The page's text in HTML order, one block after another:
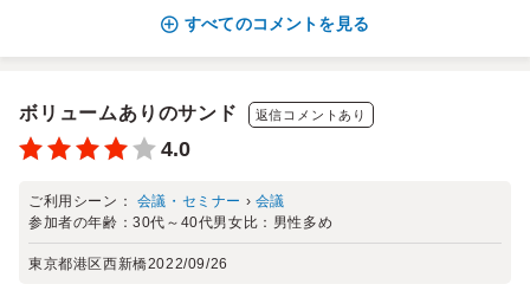
すべてのコメントを見る
ボリュームありのサンド 返信コメントあり
4.0
ご利用シーン： 会議・セミナー › 会議
参加者の年齢：30代～40代男女比： 男性多め
東京都港区西新橋2022/09/26